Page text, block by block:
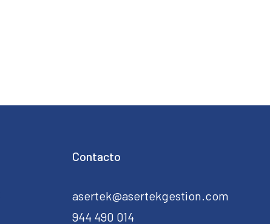
Contacto
asertek@asertekgestion.com
944 490 014